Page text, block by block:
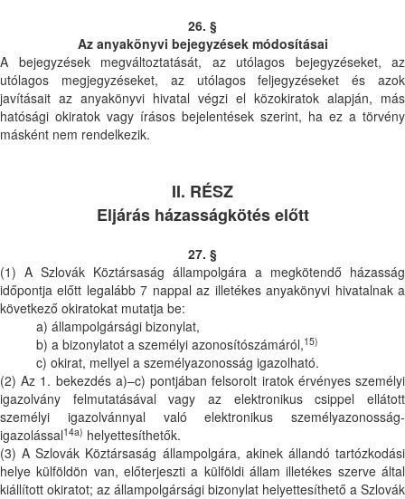
26. §
Az anyakönyvi bejegyzések módosításai
A bejegyzések megváltoztatását, az utólagos bejegyzéseket, az
utólagos megjegyzéseket, az utólagos feljegyzéseket és azok
javításait az anyakönyvi hivatal végzi el közokiratok alapján, más
hatósági okiratok vagy írásos bejelentések szerint, ha ez a törvény
másként nem rendelkezik.
II. RÉSZ
Eljárás házasságkötés előtt
27. §
(1) A Szlovák Köztársaság állampolgára a megkötendő házasság
időpontja előtt legalább 7 nappal az illetékes anyakönyvi hivatalnak a
következő okiratokat mutatja be:
a) állampolgársági bizonylat,
b) a bizonylatot a személyi azonosítószámáról,15)
c) okirat, mellyel a személyazonosság igazolható.
(2) Az 1. bekezdés a)–c) pontjában felsorolt iratok érvényes személyi
igazolvány felmutatásával vagy az elektronikus csippel ellátott
személyi igazolvánnyal való elektronikus személyazonosság-
igazolással14a) helyettesíthetők.
(3) A Szlovák Köztársaság állampolgára, akinek állandó tartózkodási
helye külföldön van, előterjeszti a külföldi állam illetékes szerve által
kiállított okiratot; az állampolgársági bizonylat helyettesíthető a Szlovák